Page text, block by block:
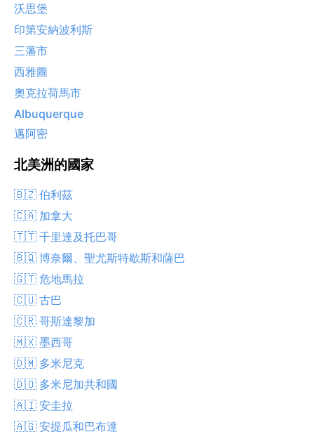
沃思堡
印第安納波利斯
三藩市
西雅圖
奧克拉荷馬市
Albuquerque
邁阿密
北美洲的國家
🇧🇿 伯利茲
🇨🇦 加拿大
🇹🇹 千里達及托巴哥
🇧🇶 博奈爾、聖尤斯特歇斯和薩巴
🇬🇹 危地馬拉
🇨🇺 古巴
🇨🇷 哥斯達黎加
🇲🇽 墨西哥
🇩🇲 多米尼克
🇩🇴 多米尼加共和國
🇦🇮 安圭拉
🇦🇬 安提瓜和巴布達